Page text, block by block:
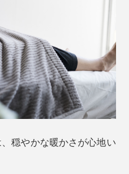
で、綿100％になったの
軽量化して、いっそう軽い
こちら >>
穏やかな暖かさが心地い